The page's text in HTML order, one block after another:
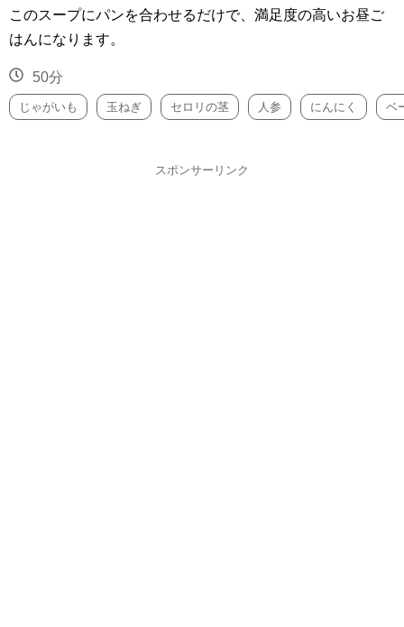
このスープにパンを合わせるだけで、満足度の高いお昼ご
はんになります。
50分
じゃがいも 玉ねぎ セロリの茎 人参 にんにく ベ
スポンサーリンク